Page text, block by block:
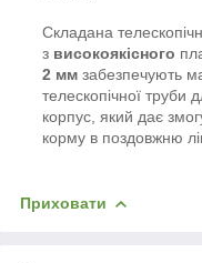
Складана
з високоякісного
2 мм забезпечують
телескопічної труби
корпус, який дає
корму в поздовжню
Приховати